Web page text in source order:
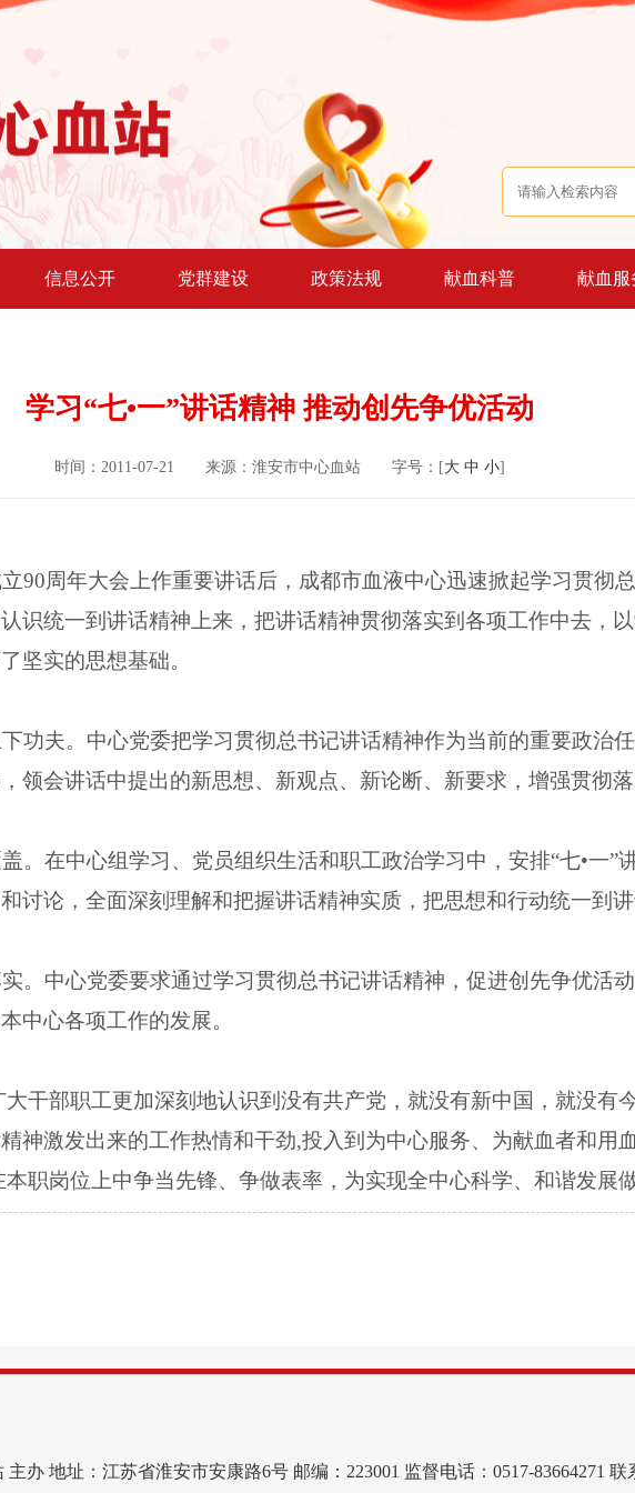
信息公开 党群建设 政策法规 献血科普 献血服
学习“七•一”讲话精神 推动创先争优活动
时间：2011-07-21 来源：淮安市中心血站 字号：[大 中 小]
90周年大会上作重要讲话后，成都市血液中心迅速掀起学习贯彻
识统一到讲话精神上来，把讲话精神贯彻落实到各项工作中去，
坚实的思想基础。
功夫。中心党委把学习贯彻总书记讲话精神作为当前的重要政治
领会讲话中提出的新思想、新观点、新论断、新要求，增强贯彻落
。在中心组学习、党员组织生活和职工政治学习中，安排“七•一”
讨论，全面深刻理解和把握讲话精神实质，把思想和行动统一到讲
。中心党委要求通过学习贯彻总书记讲话精神，促进创先争优活
中心各项工作的发展。
干部职工更加深刻地认识到没有共产党，就没有新中国，就没有
神激发出来的工作热情和干劲,投入到为中心服务、为献血者和用
职岗位上中争当先锋、争做表率，为实现全中心科学、和谐发展
办 地址：江苏省淮安市安康路6号 邮编：223001 监督电话：0517-83664271 联